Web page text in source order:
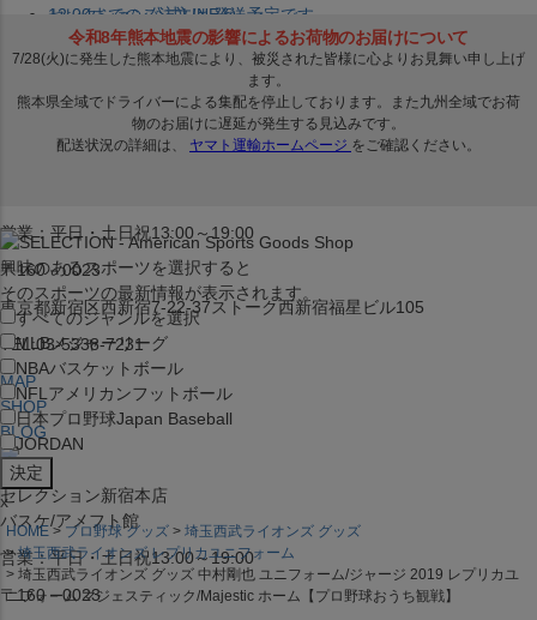
セレクション公式LINE@
営業：平日・土日祝13:00～19:00
〒160－0023
東京都新宿区西新宿7-22-37ストーク西新宿福星ビル105
TEL:03-5338-7231
MAP
SHOP
BLOG
セレクション新宿本店
バスケ/アメフト館
営業：平日・土日祝13:00～19:00
〒160－0023
12:00までのご注文は発送予定です。
在庫品は 1-3営業日内で発送!! ※お取寄せ商品は対象外
興味のあるスポーツを選択すると
そのスポーツの最新情報が表示されます。
すべてのジャンルを選択
MLBメジャーリーグ
NBAバスケットボール
NFL アメリカンフットボール
日本プロ野球Japan Baseball
JORDAN
x
HOME プロ野球 グッズ
埼玉西武ライオンズ グッズ
埼玉西武ライオンズ レプリカユニフォーム
埼玉西武ライオンズ グッズ 中村剛也 ユニフォーム/ジャージ 2019 レプリカユ
ニフォーム マジェスティック/Majestic ホーム【プロ野球おうち観戦】